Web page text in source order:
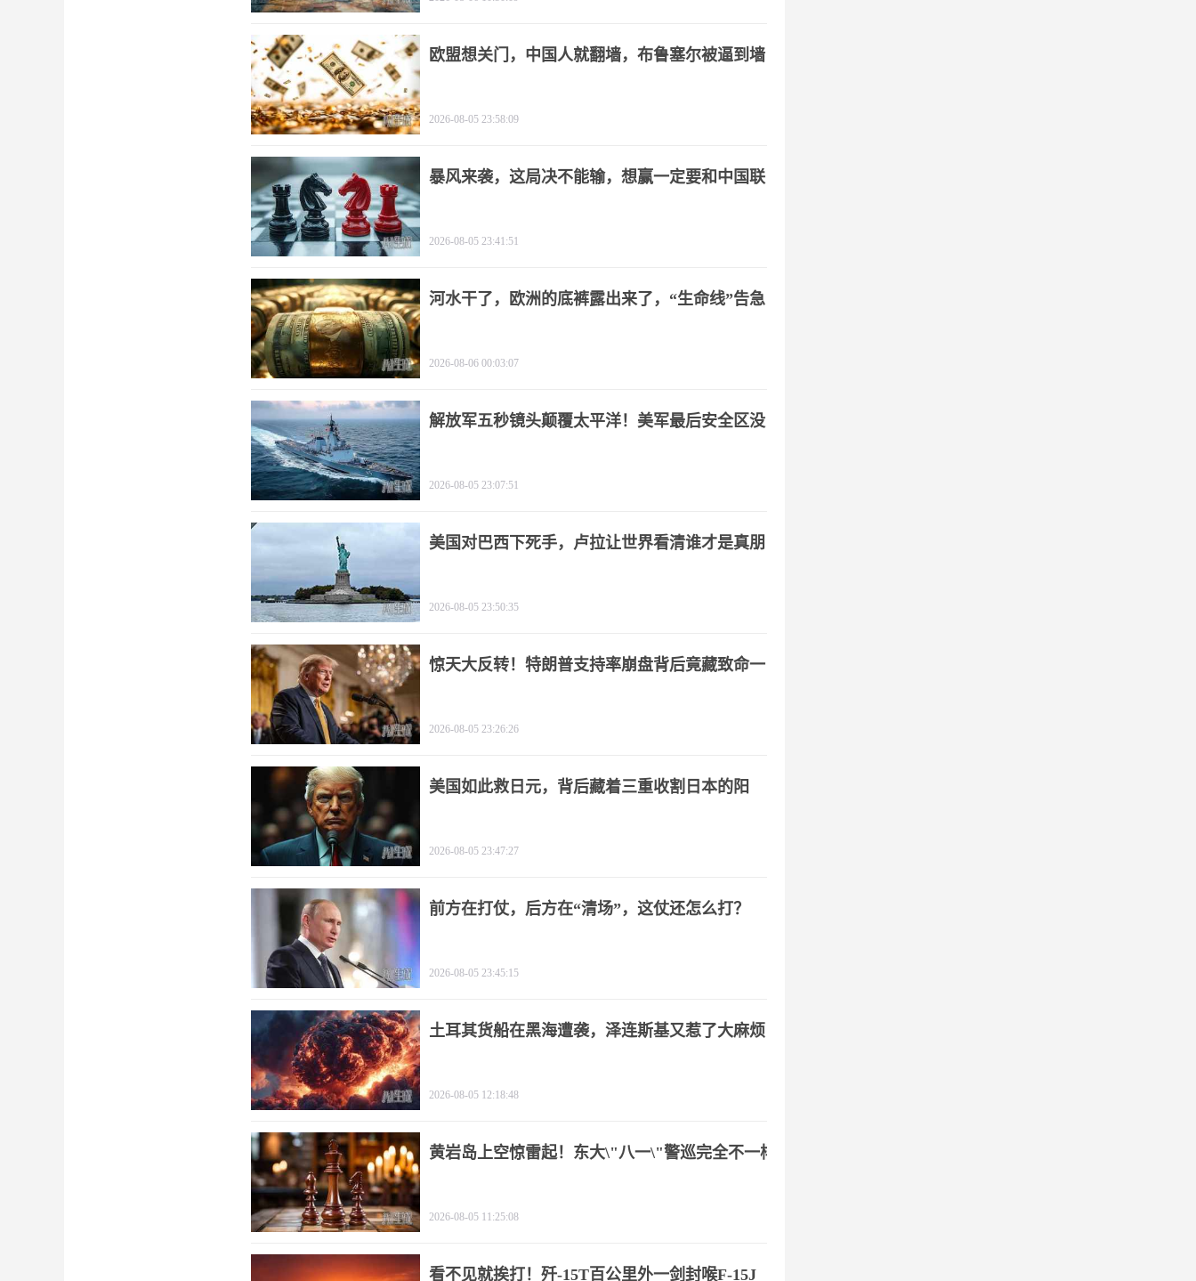
欧盟想关门，中国人就翻墙，布鲁塞尔被逼到墙
2026-08-05 23:58:09
暴风来袭，这局决不能输，想赢一定要和中国联
2026-08-05 23:41:51
河水干了，欧洲的底裤露出来了，“生命线”告急
2026-08-06 00:03:07
解放军五秒镜头颠覆太平洋！美军最后安全区没
2026-08-05 23:07:51
美国对巴西下死手，卢拉让世界看清谁才是真朋
2026-08-05 23:50:35
惊天大反转！特朗普支持率崩盘背后竟藏致命一
2026-08-05 23:26:26
美国如此救日元，背后藏着三重收割日本的阳
2026-08-05 23:47:27
前方在打仗，后方在“清场”，这仗还怎么打？
2026-08-05 23:45:15
土耳其货船在黑海遭袭，泽连斯基又惹了大麻烦
2026-08-05 12:18:48
黄岩岛上空惊雷起！东大\"八一\"警巡完全不一样
2026-08-05 11:25:08
看不见就挨打！歼-15T百公里外一剑封喉F-15J